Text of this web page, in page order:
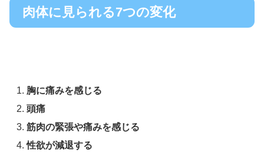
肉体に見られる7つの変化
胸に痛みを感じる
頭痛
筋肉の緊張や痛みを感じる
性欲が減退する